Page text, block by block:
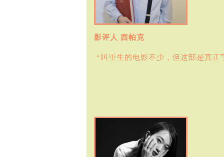
影评人 西帕克
“叫重生的电影不少，但这部是真